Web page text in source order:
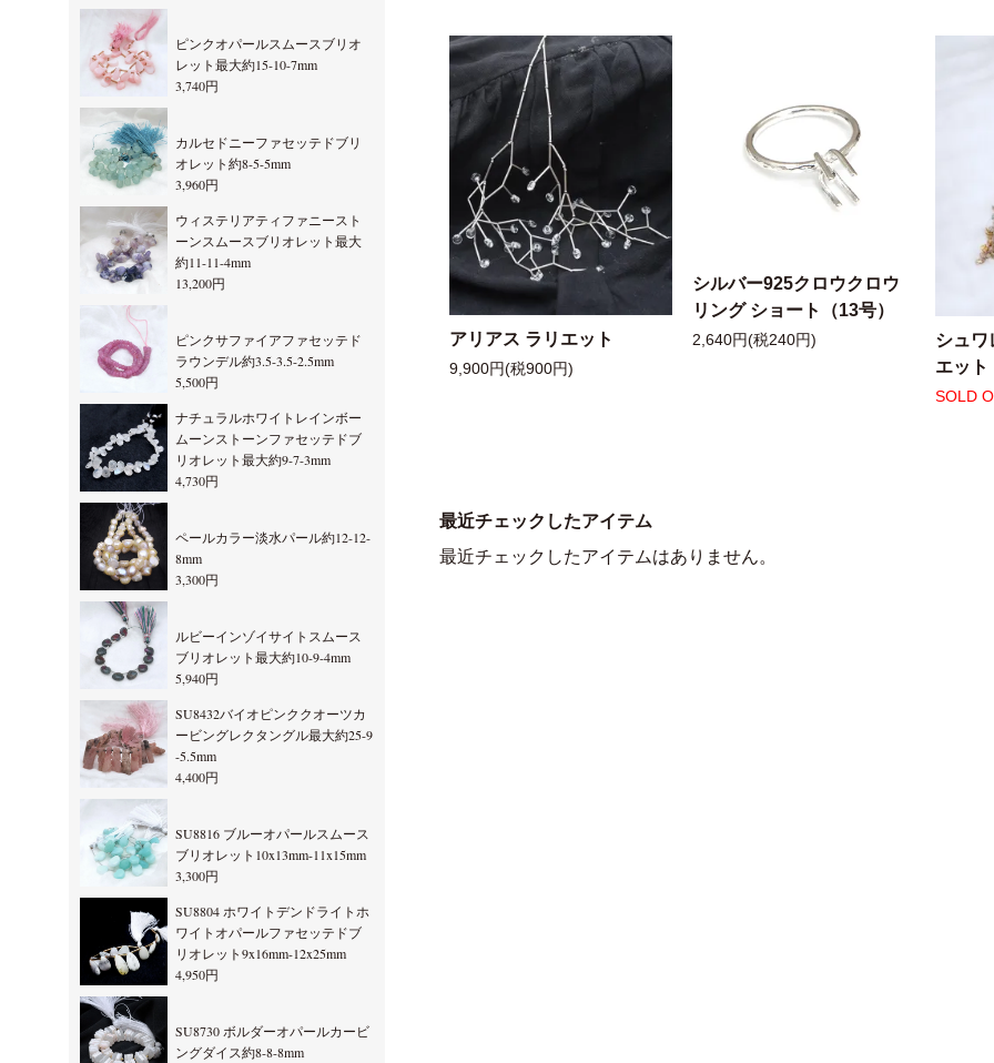
アリアス ラリエット
9,900円(税900円)
シルバー925クロウクロウ
リング ショート（13号）
2,640円(税240円)
シュワ
エット
SOLD
最近チェックしたアイテム
最近チェックしたアイテムはありません。
ピンクオパールスムースブリオ
レット最大約15-10-7mm
3,740円
カルセドニーファセッテドブリ
オレット約8-5-5mm
3,960円
ウィステリアティファニースト
ーンスムースブリオレット最大
約11-11-4mm
13,200円
ピンクサファイアファセッテド
ラウンデル約3.5-3.5-2.5mm
5,500円
ナチュラルホワイトレインボー
ムーンストーンファセッテドブ
リオレット最大約9-7-3mm
4,730円
ペールカラー淡水パール約12-12-
8mm
3,300円
ルビーインゾイサイトスムース
ブリオレット最大約10-9-4mm
5,940円
SU8432バイオピンククオーツカ
ービングレクタングル最大約25-9
-5.5mm
4,400円
SU8816 ブルーオパールスムース
ブリオレット10x13mm-11x15mm
3,300円
SU8804 ホワイトデンドライトホ
ワイトオパールファセッテドブ
リオレット9x16mm-12x25mm
4,950円
SU8730 ボルダーオパールカービ
ングダイス約8-8-8mm